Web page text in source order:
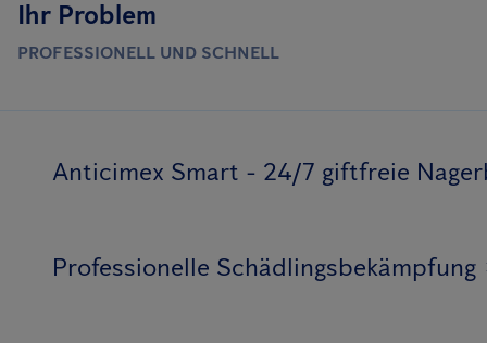
Ihr Problem
PROFESSIONELL UND SCHNELL
Anticimex Smart - 24/7 giftfreie
Professionelle Schädlingsbekämpfung